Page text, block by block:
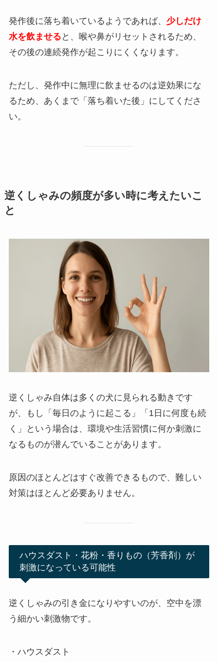
発作後に落ち着いているようであれば、 少しだけ
水を飲ませる と、喉や鼻がリセットされるため、
その後の連続発作が起こりにくくなります。
ただし、発作中に無理に飲ませるのは逆効果にな
るため、あくまで「落ち着いた後」にしてくださ
い。
逆くしゃみの頻度が多い時に考えたいこ
と
逆くしゃみ自体は多くの犬に見られる動きです
が、もし「毎日のように起こる」「1日に何度も続
く」という場合は、環境や生活習慣に何か刺激に
なるものが潜んでいることがあります。
原因のほとんどはすぐ改善できるもので、難しい
対策はほとんど必要ありません。
ハウスダスト・花粉・香りもの（芳香剤）が
刺激になっている可能性
逆くしゃみの引き金になりやすいのが、空中を漂
う細かい刺激物です。
・ハウスダスト